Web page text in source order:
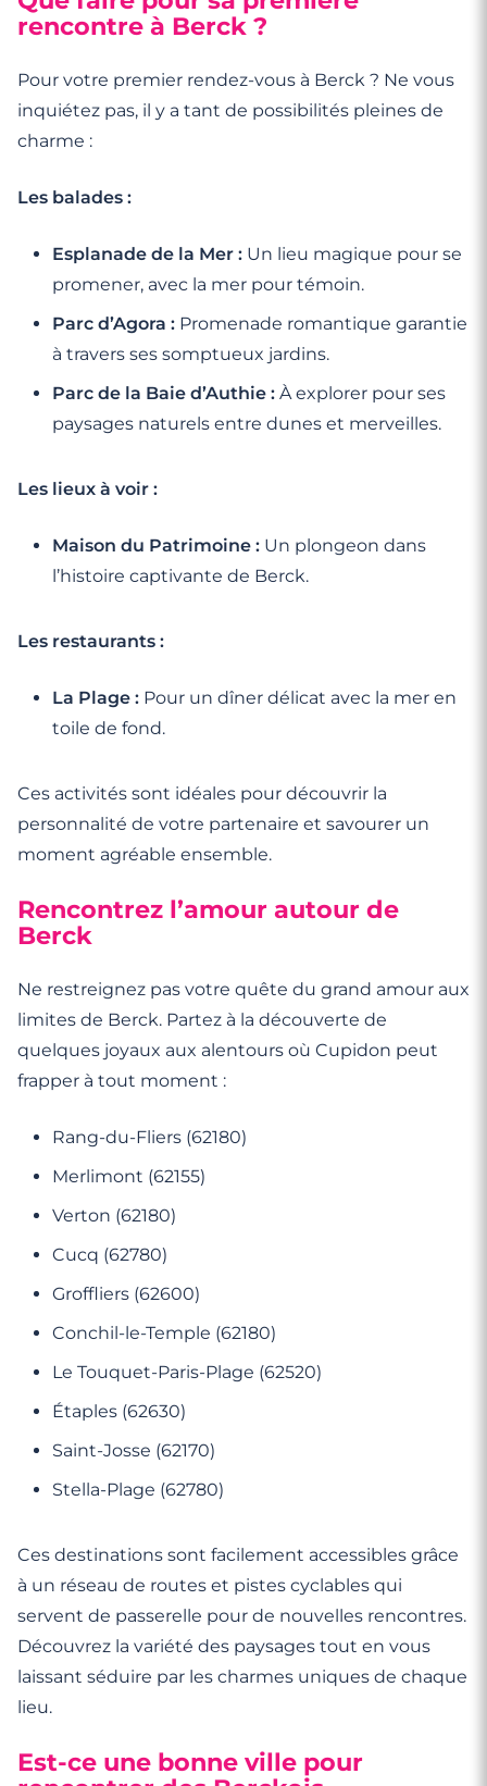
rencontre à Berck ?
Pour votre premier rendez-vous à Berck ? Ne vous
inquiétez pas, il y a tant de possibilités pleines de
charme :
Les balades :
Esplanade de la Mer : Un lieu magique pour se
promener, avec la mer pour témoin.
Parc d’Agora : Promenade romantique garantie
à travers ses somptueux jardins.
Parc de la Baie d’Authie : À explorer pour ses
paysages naturels entre dunes et merveilles.
Les lieux à voir :
Maison du Patrimoine : Un plongeon dans
l’histoire captivante de Berck.
Les restaurants :
La Plage : Pour un dîner délicat avec la mer en
toile de fond.
Ces activités sont idéales pour découvrir la
personnalité de votre partenaire et savourer un
moment agréable ensemble.
Rencontrez l’amour autour de
Berck
Ne restreignez pas votre quête du grand amour aux
limites de Berck. Partez à la découverte de
quelques joyaux aux alentours où Cupidon peut
frapper à tout moment :
Rang-du-Fliers (62180)
Merlimont (62155)
Verton (62180)
Cucq (62780)
Groffliers (62600)
Conchil-le-Temple (62180)
Le Touquet-Paris-Plage (62520)
Étaples (62630)
Saint-Josse (62170)
Stella-Plage (62780)
Ces destinations sont facilement accessibles grâce
à un réseau de routes et pistes cyclables qui
servent de passerelle pour de nouvelles rencontres.
Découvrez la variété des paysages tout en vous
laissant séduire par les charmes uniques de chaque
lieu.
Est-ce une bonne ville pour